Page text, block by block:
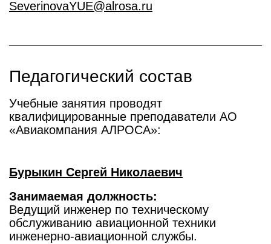
SeverinovaYUE@alrosa.ru
Педагогический состав
Учебные занятия проводят
квалифицированные преподаватели АО
«Авиакомпания АЛРОСА»:
Бурыкин Сергей Николаевич
Занимаемая должность:
Ведущий инженер по техническому
обслуживанию авиационной техники
инженерно-авиационной службы.